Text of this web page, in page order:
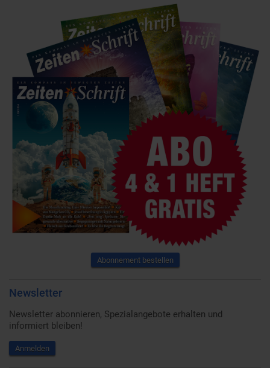
Abonnement bestellen
Newsletter
Newsletter abonnieren, Spezialangebote erhalten und
informiert bleiben!
Anmelden